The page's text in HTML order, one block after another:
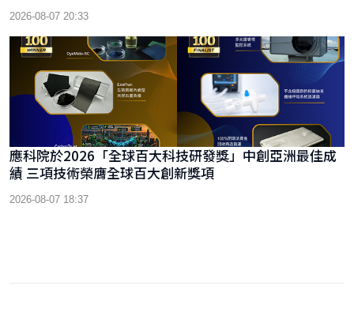
2026-08-07 20:33
應科院於2026「全球百大科技研發獎」中創亞洲最佳成
績 三項技術榮膺全球百大創新獎項
2026-08-07 18:37